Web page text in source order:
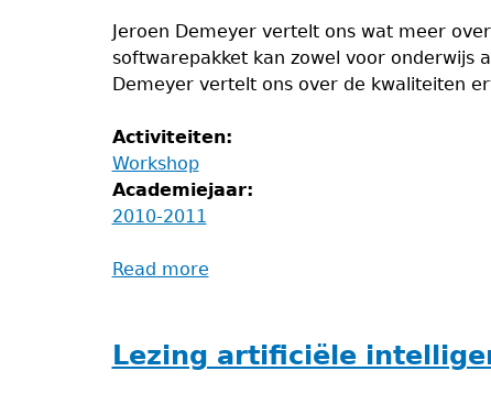
Jeroen Demeyer vertelt ons wat meer over
softwarepakket kan zowel voor onderwijs
Demeyer vertelt ons over de kwaliteiten
Activiteiten:
Workshop
Academiejaar:
2010-2011
Read more
Lezing artificiële